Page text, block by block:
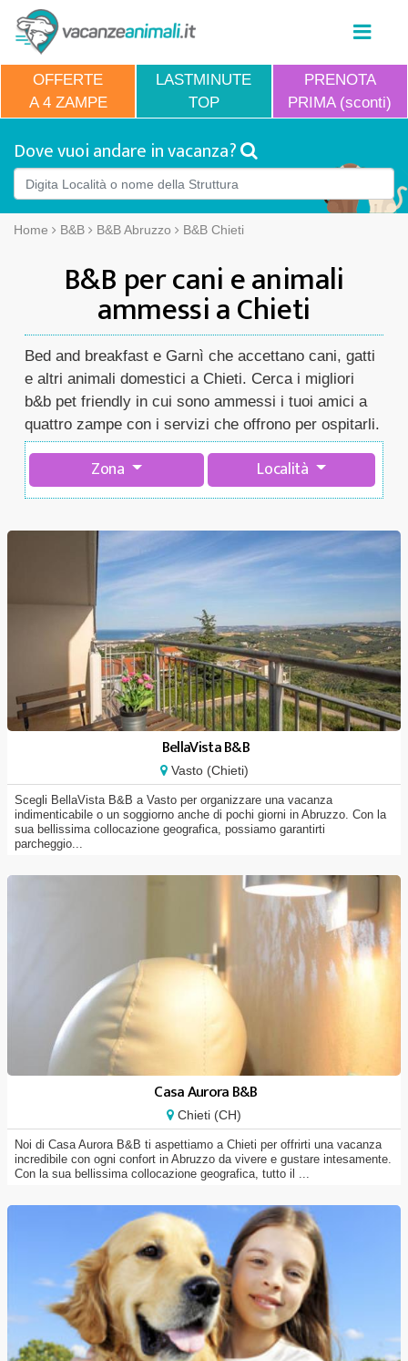
OFFERTE
A 4 ZAMPE
LASTMINUTE
TOP
PRENOTA
PRIMA (sconti)
Dove vuoi andare in vacanza?
Home B&B B&B Abruzzo B&B Chieti
B&B per cani e animali
ammessi a Chieti
Bed and breakfast e Garnì che accettano cani, gatti
e altri animali domestici a Chieti. Cerca i migliori
b&b pet friendly in cui sono ammessi i tuoi amici a
quattro zampe con i servizi che offrono per ospitarli.
Zona Località
BellaVista B&B
Vasto (Chieti)
Scegli BellaVista B&B a Vasto per organizzare una vacanza
indimenticabile o un soggiorno anche di pochi giorni in Abruzzo. Con la
sua bellissima collocazione geografica, possiamo garantirti
parcheggio...
Casa Aurora B&B
Chieti (CH)
Noi di Casa Aurora B&B ti aspettiamo a Chieti per offrirti una vacanza
incredibile con ogni confort in Abruzzo da vivere e gustare intesamente.
Con la sua bellissima collocazione geografica, tutto il ...